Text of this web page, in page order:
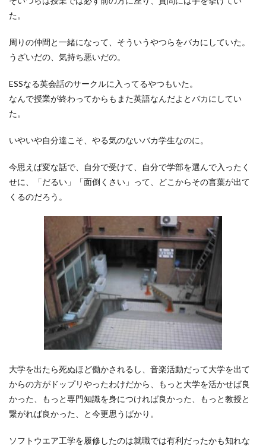
た。
周りの仲間と一緒になって、そういうやつらをバカにしていた。
うざいだの、気持ち悪いだの。
ESSなる英会話のサークルに入ってるやつもいた。
なんで授業が終わってからもまた英語なんだよとバカにしてい
た。
いやいや自分達こそ、やる気のないバカ学生なのに。
今思えば変な話で、自分で受けて、自分で学部を選んで入ったく
せに、「だるい」「面倒くさい」って、どこからその言葉が出て
くるのだろう。
大学を出たら死ぬほど働かされるし、音楽活動だって大学を出て
からの方がドップリやったわけだから、もっと大学を活かせば良
かった、もっと専門知識を身につければ良かった、もっと教授と
繋がれば良かった、と今更思うばかり。
ソフトウエア工学を履修したのは就職では有利だったかも知れな